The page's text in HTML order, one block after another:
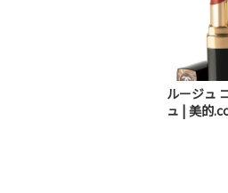
ルージュ
ュ | 美的